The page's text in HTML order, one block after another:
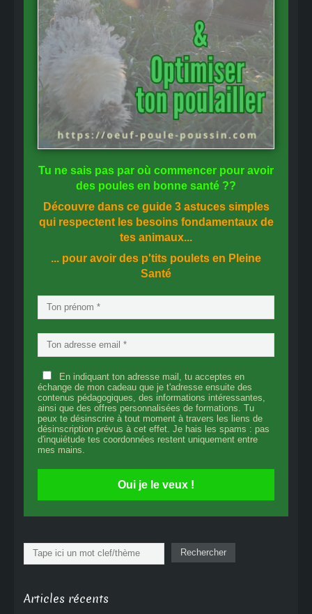
Tu ne sais pas par où commencer pour avoir
des poules en bonne santé ??
Découvre dans ce guide 3 astuces simples
qui respectent les besoins fondamentaux de
tes animaux...
... pour avoir des p'tits poulets en Pleine
Santé
En indiquant ton adresse mail, tu acceptes en
échange de mon cadeau que je t'adresse ensuite des
contenus pédagogiques, des informations intéressantes,
ainsi que des offres personnalisées de formations. Tu
peux te désinscrire à tout moment à travers les liens de
désinscription prévus à cet effet. Je hais les spams : pas
d'inquiétude tes coordonnées restent uniquement entre
mes mains.
Oui je le veux !
Rechercher Rechercher
Articles récents